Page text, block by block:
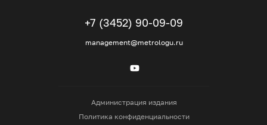
+7 (3452) 90-09-09
management@metrologu.ru
Администрация издания
Политика конфиденциальности